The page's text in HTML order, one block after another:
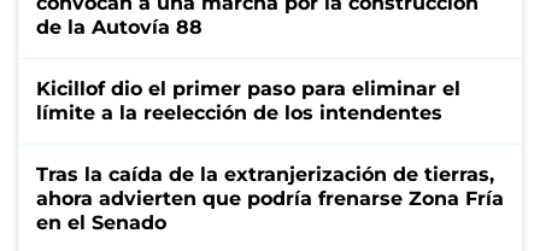
de la Autovía 88
Kicillof dio el primer paso para eliminar el
límite a la reelección de los intendentes
Tras la caída de la extranjerización de tierras,
ahora advierten que podría frenarse Zona Fría
en el Senado